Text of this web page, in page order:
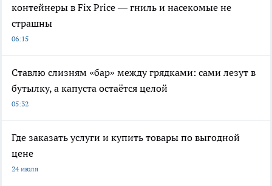
контейнеры в Fix Price — гниль и насекомые не
страшны
06:15
Ставлю слизням «бар» между грядками: сами лезут в
бутылку, а капуста остаётся целой
05:32
Где заказать услуги и купить товары по выгодной
цене
24 июля